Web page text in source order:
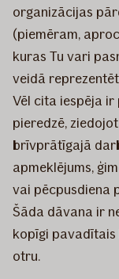
organizācijas
(piemēram,
kuras Tu vari
veidā
Vēl cita iespēja
pieredzē,
brīvprātīgajā
apmeklējums,
vai pēcpusdiena
Šāda dāvana ir
kopīgi pavadītais
otru.